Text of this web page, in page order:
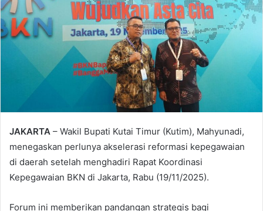
m
a
i
JAKARTA – Wakil Bupati Kutai Timur (Kutim), Mahyunadi,
menegaskan perlunya akselerasi reformasi kepegawaian
di daerah setelah menghadiri Rapat Koordinasi
Kepegawaian BKN di Jakarta, Rabu (19/11/2025).
Forum ini memberikan pandangan strategis bagi